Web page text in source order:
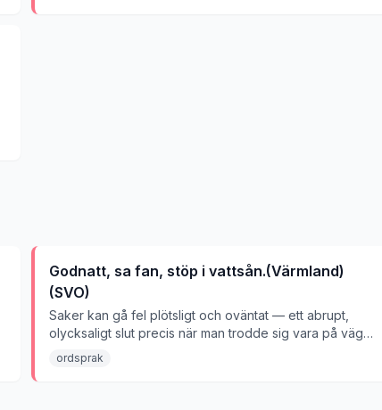
Godnatt, sa fan, stöp i vattsån.(Värmland)
(SVO)
Saker kan gå fel plötsligt och oväntat — ett abrupt,
olycksaligt slut precis när man trodde sig vara på väg
hem.
ordsprak